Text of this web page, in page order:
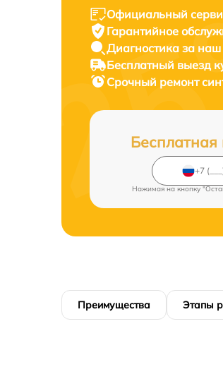
Официальный
Гарантийное
Диагностика за наш
Бесплатный выезд
Срочный ремонт
Бесплатная
Нажимая на кнопку
Преимущества Этапы